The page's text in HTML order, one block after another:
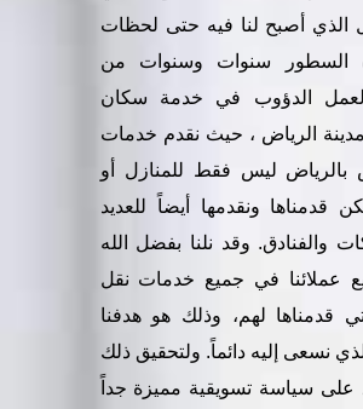
الذي أصبح لنا فيه حتى لحظات
السطور سنوات وسنوات من
الدؤوب في خدمة سكان
الرياض ، حيث نقدم خدمات
ليس فقط للمنازل أو
قدمناها ونقدمها أيضاً للعديد
والفنادق. وقد نلنا بفضل الله
عملائنا في جميع خدمات نقل
قدمناها لهم، وذلك هو هدفنا
نسعى إليه دائماً. ولتحقيق ذلك
على سياسة تسويقية مميزة جداً